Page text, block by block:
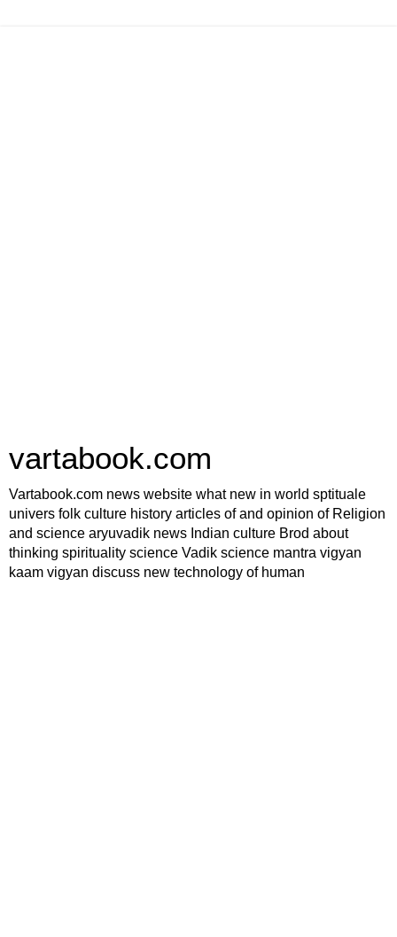
vartabook.com
Vartabook.com news website what new in world sptituale
univers folk culture history articles of and opinion of Religion
and science aryuvadik news Indian culture Brod about
thinking spirituality science Vadik science mantra vigyan
kaam vigyan discuss new technology of human